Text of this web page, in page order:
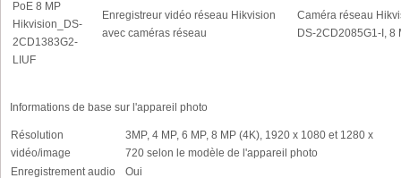
PoE 8 MP
Hikvision_DS-
2CD1383G2-
LIUF
Enregistreur vidéo réseau Hikvision
avec caméras réseau
Caméra réseau
DS-2CD2085G1-I, 8
Informations de base sur l'appareil photo
Résolution
vidéo/image
3MP, 4 MP, 6 MP, 8 MP (4K), 1920 x 1080 et 1280 x
720 selon le modèle de l'appareil photo
Enregistrement audio
Oui